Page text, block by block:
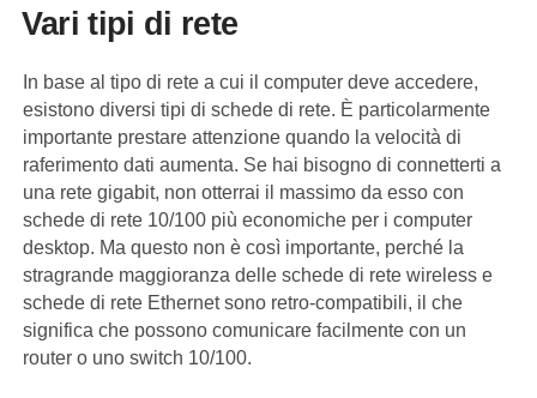
Vari tipi di rete
In base al tipo di rete a cui il computer deve accedere,
esistono diversi tipi di schede di rete. È particolarmente
importante prestare attenzione quando la velocità di
raferimento dati aumenta. Se hai bisogno di connetterti a
una rete gigabit, non otterrai il massimo da esso con
schede di rete 10/100 più economiche per i computer
desktop. Ma questo non è così importante, perché la
stragrande maggioranza delle schede di rete wireless e
schede di rete Ethernet sono retro-compatibili, il che
significa che possono comunicare facilmente con un
router o uno switch 10/100.